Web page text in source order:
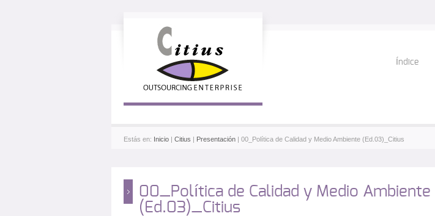
Índice
Estás en: Inicio | Citius | Presentación | 00_Política de Calidad y Medio Ambiente (Ed.03)_Citius
00_Política de Calidad y Medio Ambiente
(Ed.03)_Citius